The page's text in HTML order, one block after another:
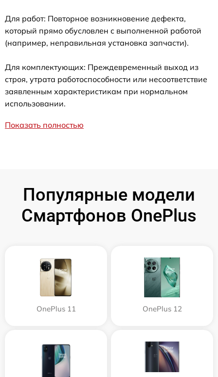
Для работ: Повторное возникновение дефекта,
который прямо обусловлен с выполненной работой
(например, неправильная установка запчасти).
Для комплектующих: Преждевременный выход из
строя, утрата работоспособности или несоответствие
заявленным характеристикам при нормальном
использовании.
Показать полностью
Популярные модели
Смартфонов OnePlus
OnePlus 11 OnePlus 12